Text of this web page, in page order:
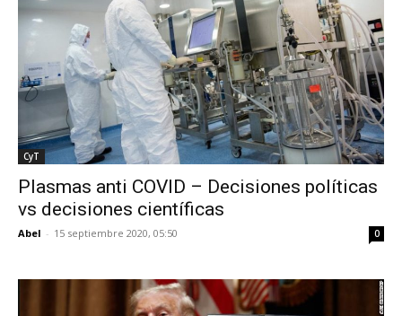
CyT
Plasmas anti COVID – Decisiones políticas
vs decisiones científicas
Abel - 15 septiembre 2020, 05:50 0